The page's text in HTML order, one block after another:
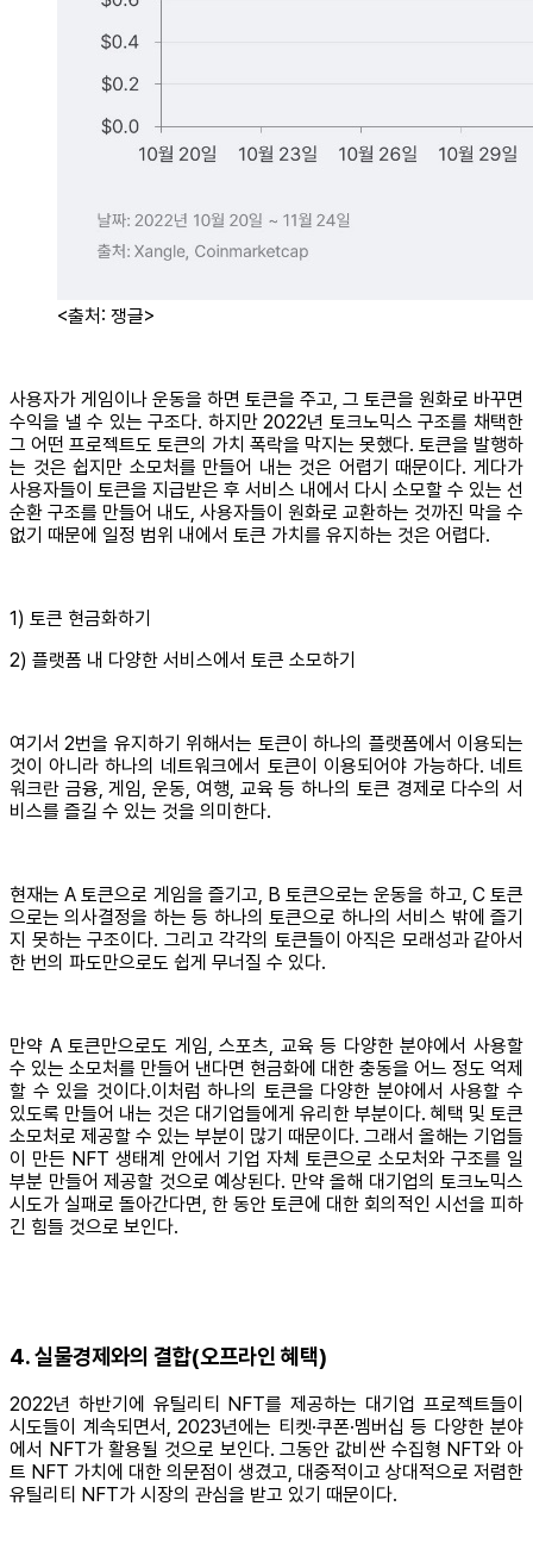
<출처: 쟁글>
사용자가 게임이나 운동을 하면 토큰을 주고, 그 토큰을 원화로 바꾸면
수익을 낼 수 있는 구조다. 하지만 2022년 토크노믹스 구조를 채택한
그 어떤 프로젝트도 토큰의 가치 폭락을 막지는 못했다. 토큰을 발행하
는 것은 쉽지만 소모처를 만들어 내는 것은 어렵기 때문이다. 게다가
사용자들이 토큰을 지급받은 후 서비스 내에서 다시 소모할 수 있는 선
순환 구조를 만들어 내도, 사용자들이 원화로 교환하는 것까진 막을 수
없기 때문에 일정 범위 내에서 토큰 가치를 유지하는 것은 어렵다.
1) 토큰 현금화하기
2) 플랫폼 내 다양한 서비스에서 토큰 소모하기
여기서 2번을 유지하기 위해서는 토큰이 하나의 플랫폼에서 이용되는
것이 아니라 하나의 네트워크에서 토큰이 이용되어야 가능하다. 네트
워크란 금융, 게임, 운동, 여행, 교육 등 하나의 토큰 경제로 다수의 서
비스를 즐길 수 있는 것을 의미한다.
현재는 A 토큰으로 게임을 즐기고, B 토큰으로는 운동을 하고, C 토큰
으로는 의사결정을 하는 등 하나의 토큰으로 하나의 서비스 밖에 즐기
지 못하는 구조이다. 그리고 각각의 토큰들이 아직은 모래성과 같아서
한 번의 파도만으로도 쉽게 무너질 수 있다.
만약 A 토큰만으로도 게임, 스포츠, 교육 등 다양한 분야에서 사용할
수 있는 소모처를 만들어 낸다면 현금화에 대한 충동을 어느 정도 억제
할 수 있을 것이다.이처럼 하나의 토큰을 다양한 분야에서 사용할 수
있도록 만들어 내는 것은 대기업들에게 유리한 부분이다. 혜택 및 토큰
소모처로 제공할 수 있는 부분이 많기 때문이다. 그래서 올해는 기업들
이 만든 NFT 생태계 안에서 기업 자체 토큰으로 소모처와 구조를 일
부분 만들어 제공할 것으로 예상된다. 만약 올해 대기업의 토크노믹스
시도가 실패로 돌아간다면, 한 동안 토큰에 대한 회의적인 시선을 피하
긴 힘들 것으로 보인다.
4. 실물경제와의 결합(오프라인 혜택)
2022년 하반기에 유틸리티 NFT를 제공하는 대기업 프로젝트들이
시도들이 계속되면서, 2023년에는 티켓·쿠폰·멤버십 등 다양한 분야
에서 NFT가 활용될 것으로 보인다. 그동안 값비싼 수집형 NFT와 아
트 NFT 가치에 대한 의문점이 생겼고, 대중적이고 상대적으로 저렴한
유틸리티 NFT가 시장의 관심을 받고 있기 때문이다.